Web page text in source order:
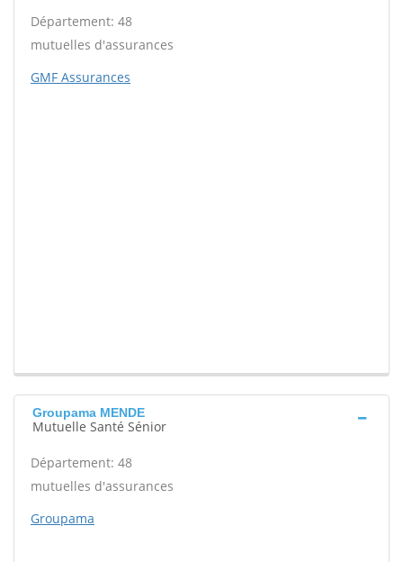
Département: 48
mutuelles d'assurances
GMF Assurances
Groupama MENDE
Mutuelle Santé Sénior
Département: 48
mutuelles d'assurances
Groupama